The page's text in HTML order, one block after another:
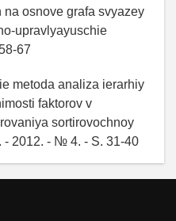
osnove grafa svyazey
upravlyayuschie
67
metoda analiza ierarhiy
faktorov v
sortirovochnoy
- 2012. - № 4. - S. 31-40